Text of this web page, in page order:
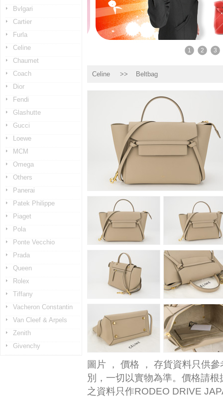
Bvlgari
Cartier
Furla
Celine
Chaumet
Coach
Dior
Fendi
Glashutte
Gucci
Loewe
MCM
Omega
Others
Panerai
Patek Philippe
Piaget
Pola
Ponte Vecchio
Prada
Queen
Rolex
Tiffany
Vacheron Constantin
Van Cleef & Arpels
Zenith
Givenchy
1 2 3
Celine >> Beltbag
圖片 ， 價格 ， 存貨資料只供
別，一切以實物為準。價格請
之資料只作RODEO DRIVE